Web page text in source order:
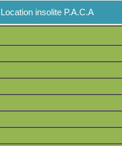
Location insolite P.A.C.A